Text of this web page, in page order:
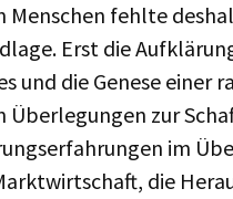
fehlte
Erst die
und die Genese einer
Überlegungen zur
im
die